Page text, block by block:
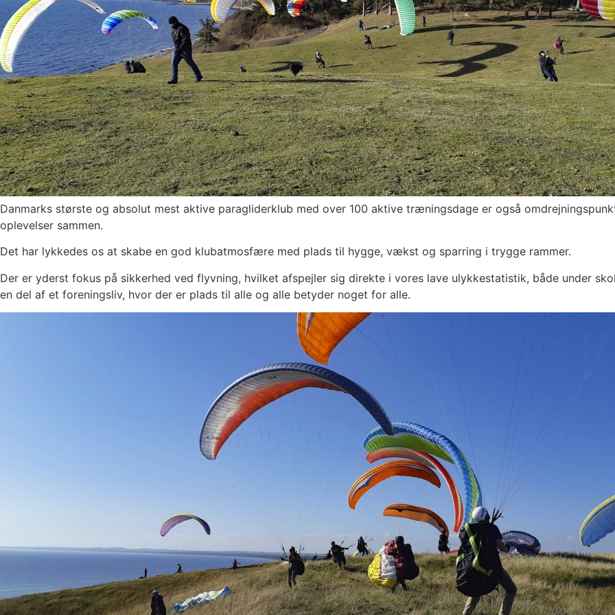
Danmarks største og absolut mest aktive paragliderklub med over 100 aktive træningsdage er også
oplevelser sammen.
Det har lykkedes os at skabe en god klubatmosfære med plads til hygge, vækst og sparring i trygge rammer.
Der er yderst fokus på sikkerhed ved flyvning, hvilket afspejler sig direkte i vores lave ulykkestatistik, både under
en del af et foreningsliv, hvor der er plads til alle og alle betyder noget for alle.